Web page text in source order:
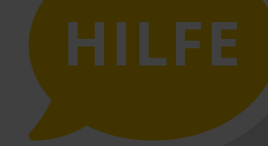
HILFE